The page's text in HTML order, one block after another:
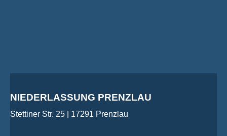
NIEDERLASSUNG PRENZLAU
Stettiner Str. 25 | 17291 Prenzlau